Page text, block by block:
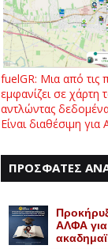
fuelGR: Μια από τις
εμφανίζει σε χάρτη
αντλώντας
Είναι διαθέσιμη
ΠΡΟΣΦΑΤΕΣ
ΑΛΦΑ για